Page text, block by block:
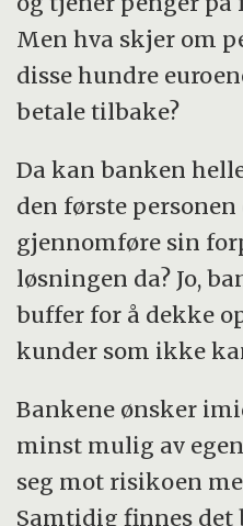
Men hva skjer om
disse hundre
betale tilbake?
Da kan banken
den første
gjennomføre sin
løsningen da? Jo,
buffer for å dekke
kunder som ikke
Bankene ønsker
minst mulig av
seg mot risikoen
Samtidig finnes det